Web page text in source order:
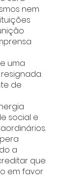
nem
uma
de
social e
a
que
em favor